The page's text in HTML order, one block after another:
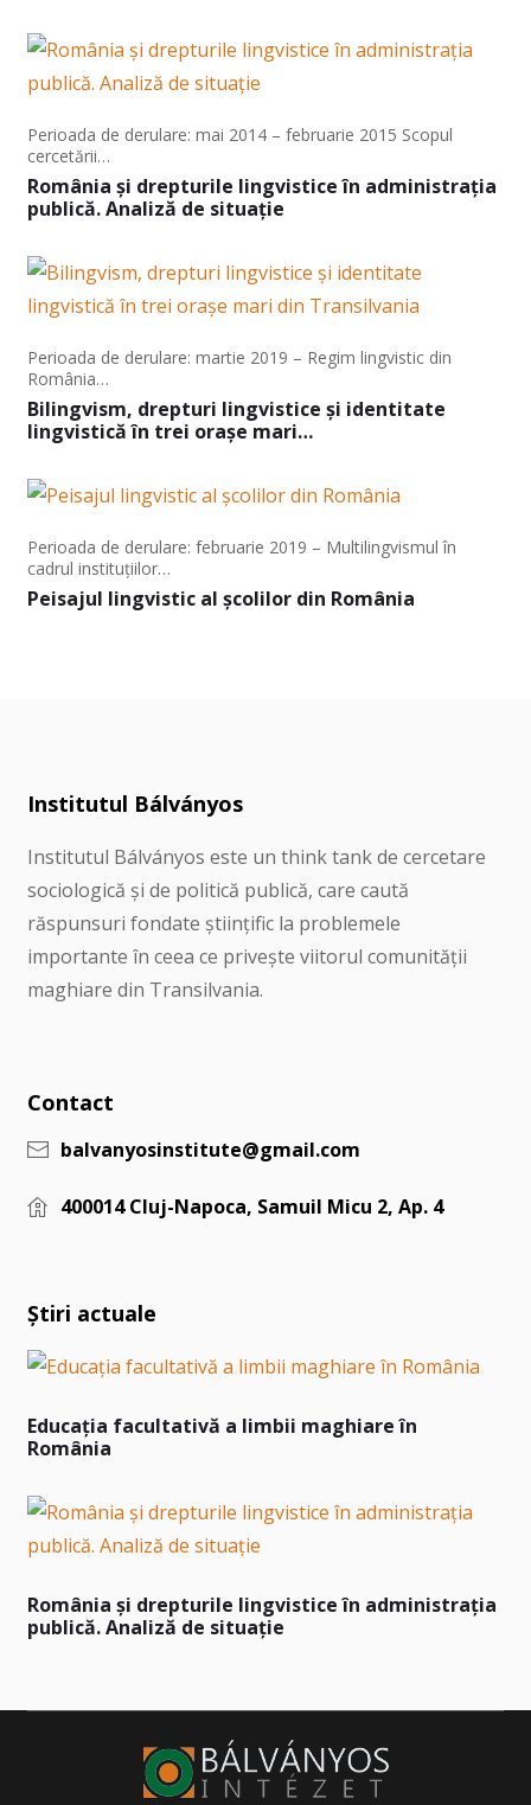
România și drepturile lingvistice în administrația
publică. Analiză de situație
Perioada de derulare: mai 2014 – februarie 2015 Scopul
cercetării…
Bilingvism, drepturi lingvistice și identitate
lingvistică în trei orașe mari…
Perioada de derulare: martie 2019 – Regim lingvistic din
România…
Peisajul lingvistic al școlilor din România
Perioada de derulare: februarie 2019 – Multilingvismul în
cadrul instituțiilor…
Institutul Bálványos
Institutul Bálványos este un think tank de cercetare
sociologică și de politică publică, care caută
răspunsuri fondate științific la problemele
importante în ceea ce privește viitorul comunității
maghiare din Transilvania.
Contact
balvanyosinstitute@gmail.com
400014 Cluj-Napoca, Samuil Micu 2, Ap. 4
Știri actuale
Educația facultativă a limbii maghiare în
România
România și drepturile lingvistice în administrația
publică. Analiză de situație